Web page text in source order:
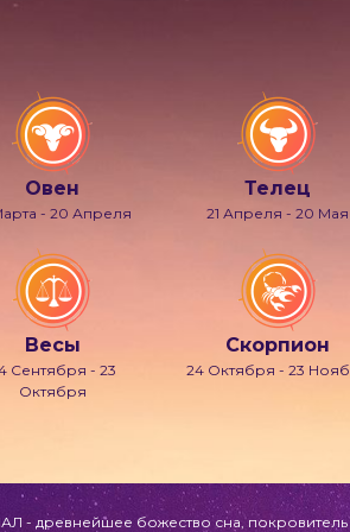
Овен
- 20 Апреля
Телец
21 Апреля - 20 Мая
Весы
Сентября - 23
Октября
Скорпион
24 Октября - 23
- древнейшее божество сна,